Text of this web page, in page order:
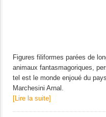
Figures filiformes parées de
animaux fantasmagoriques,
tel est le monde enjoué du
Marchesini Arnal.
[Lire la suite]